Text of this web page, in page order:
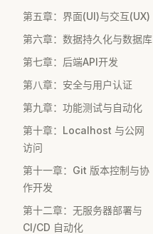
第五章：界面(UI)与交互(UX)
第六章：数据持久化与数据库
第七章：后端API开发
第八章：安全与用户认证
第九章：功能测试与自动化
第十章：Localhost 与公网
访问
第十一章：Git 版本控制与协
作开发
第十二章：无服务器部署与
CI/CD 自动化